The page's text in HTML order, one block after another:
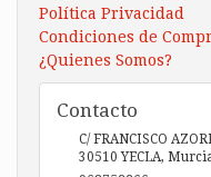
Política Privacidad
Condiciones de
¿Quienes Somos?
Contacto
C/ FRANCISCO
30510 YECLA,